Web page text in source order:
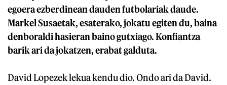
egoera ezberdinean dauden futbolariak daude.
Markel Susaetak, esaterako, jokatu egiten du, baina
denboraldi hasieran baino gutxiago. Konfiantza
barik ari da jokatzen, erabat galduta.
David Lopezek lekua kendu dio. Ondo ari da David.